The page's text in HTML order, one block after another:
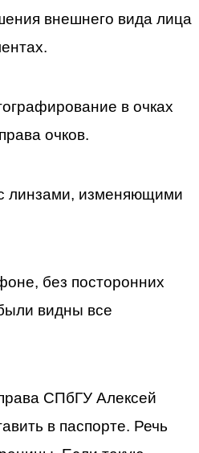
внешнего вида лица
в очках
очков.
линзами, изменяющими
без посторонних
видны все
СПбГУ Алексей
в паспорте. Речь